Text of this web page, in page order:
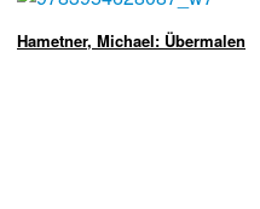
Hametner, Michael: Übermalen